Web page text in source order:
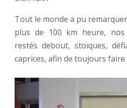
Tout le monde a pu
plus de 100 km heure,
restés debout, stoïques,
caprices, afin de toujours faire